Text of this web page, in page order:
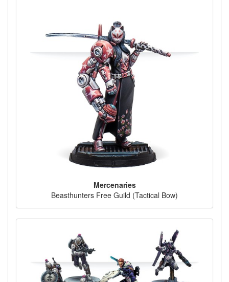
Mercenaries
Beasthunters Free Guild (Tactical Bow)